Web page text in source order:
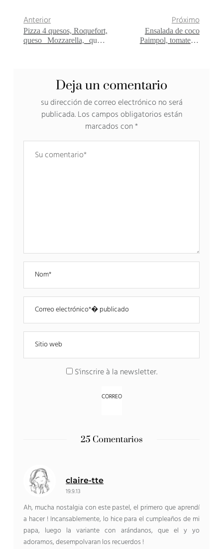
Anterior
Pizza 4 quesos, Roquefort,
queso Mozzarella, queso
Próximo
Ensalada de coco
Paimpol, tomates y
Deja un comentario
su dirección de correo electrónico no será
publicada. Los campos obligatorios están
marcados con*
S'inscrire à la newsletter.
25 Comentarios
claire-tte
19.9.13
Ah, mucha nostalgia con este pastel, el primero que aprendí
a hacer ! Incansablemente, lo hice para el cumpleaños de mi
papa, luego la variante con arándanos, que el y yo
adoramos, desempolvaran los recuerdos !